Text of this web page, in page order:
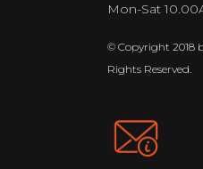
Mon-Sat
© Copyright 2018
Rights Reserved.